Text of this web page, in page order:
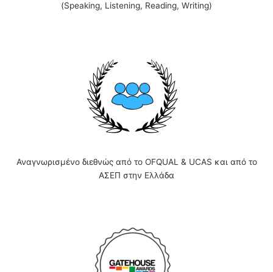
(Speaking, Listening, Reading, Writing)
Αναγνωρισμένο διεθνώς από το OFQUAL & UCAS και από το
ΑΣΕΠ στην Ελλάδα